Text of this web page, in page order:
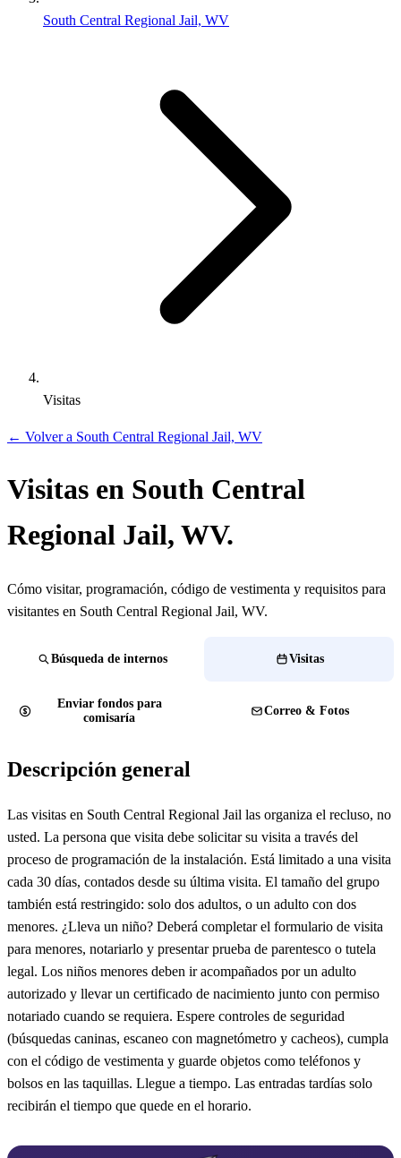
South Central Regional Jail, WV
Visitas
← Volver a South Central Regional Jail, WV
Visitas en South Central
Regional Jail, WV.
Cómo visitar, programación, código de vestimenta y requisitos para
visitantes en South Central Regional Jail, WV.
Búsqueda de internos Visitas
Enviar fondos para
comisaría
Correo & Fotos
Descripción general
Las visitas en South Central Regional Jail las organiza el recluso, no
usted. La persona que visita debe solicitar su visita a través del
proceso de programación de la instalación. Está limitado a una visita
cada 30 días, contados desde su última visita. El tamaño del grupo
también está restringido: solo dos adultos, o un adulto con dos
menores. ¿Lleva un niño? Deberá completar el formulario de visita
para menores, notariarlo y presentar prueba de parentesco o tutela
legal. Los niños menores deben ir acompañados por un adulto
autorizado y llevar un certificado de nacimiento junto con permiso
notariado cuando se requiera. Espere controles de seguridad
(búsquedas caninas, escaneo con magnetómetro y cacheos), cumpla
con el código de vestimenta y guarde objetos como teléfonos y
bolsos en las taquillas. Llegue a tiempo. Las entradas tardías solo
recibirán el tiempo que quede en el horario.